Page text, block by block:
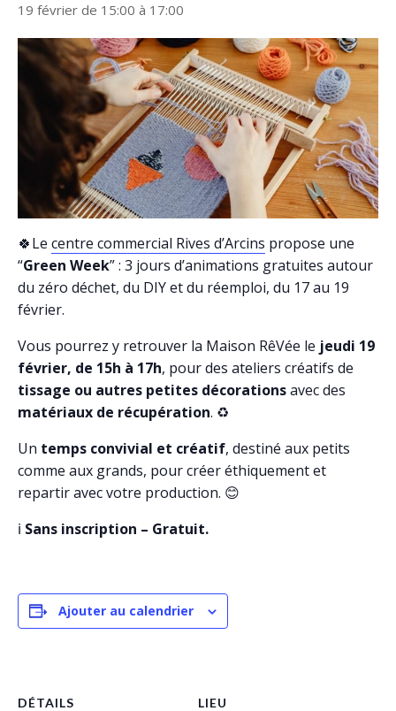
19 février de 15:00 à 17:00
🍀Le centre commercial Rives d’Arcins propose une
“Green Week” : 3 jours d’animations gratuites autour
du zéro déchet, du DIY et du réemploi, du 17 au 19
février.
Vous pourrez y retrouver la Maison RêVée le jeudi 19
février, de 15h à 17h, pour des ateliers créatifs de
tissage ou autres petites décorationsavec des
matériaux de récupération. ♻️
Un temps convivial et créatif, destiné aux petits
comme aux grands, pour créer éthiquement et
repartir avec votre production. 😊
ℹ️ Sans inscription – Gratuit.
Ajouter au calendrier
DÉTAILS LIEU